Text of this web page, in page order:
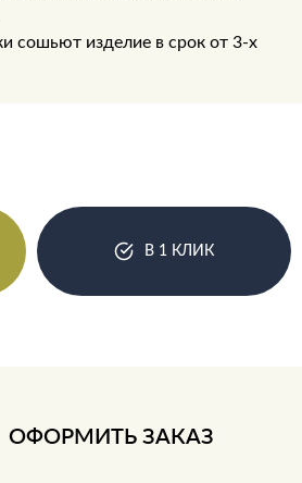
сошьют изделие в срок от 3-х
В 1 КЛИК
ОФОРМИТЬ ЗАКАЗ